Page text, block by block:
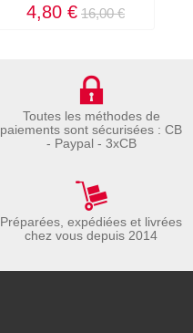
4,80 € 16,00 €
Toutes les méthodes de
paiements sont sécurisées : CB
- Paypal - 3xCB
Préparées, expédiées et livrées
chez vous depuis 2014